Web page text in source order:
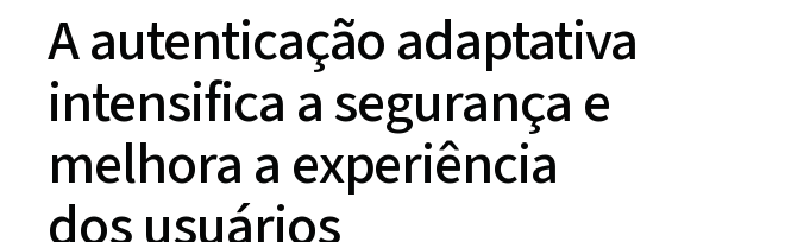
A autenticação adaptativa
intensifica a segurança e
melhora a experiência